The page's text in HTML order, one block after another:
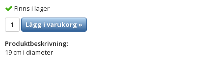
Finns i lager
Lägg i varukorg »
Produktbeskrivning:
19 cm i diameter